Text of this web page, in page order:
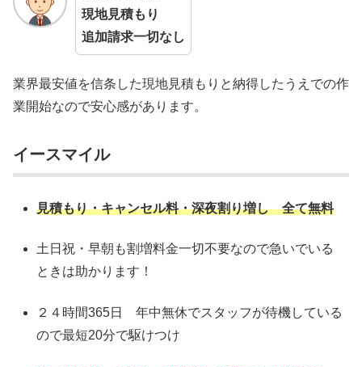
現地見積もり
追加請求一切なし
業界最安値を信条した現地見積もりと納得したうえでの作
業開始なので安心感があります。
イースマイル
見積もり・キャンセル料・深夜割り増し 全て無料
土日祝・早朝も割増料金一切不要なので急いでいる
ときは助かります！
２４時間365日 年中無休でスタッフが待機している
ので最短20分で駆けつけ